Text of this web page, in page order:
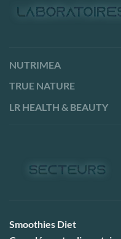
NUTRIMEA
TRUE NATURE
LR HEALTH & BEAUTY
Smoothies Diet